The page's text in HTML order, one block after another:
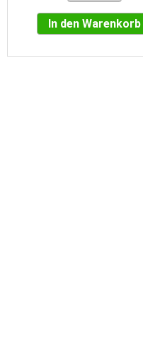
In den Warenkorb